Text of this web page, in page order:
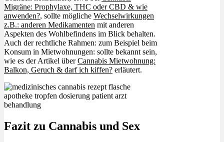
Migräne: Prophylaxe, THC oder CBD & wie
anwenden?, sollte mögliche Wechselwirkungen
z.B.: anderen Medikamenten mit anderen
Aspekten des Wohlbefindens im Blick behalten.
Auch der rechtliche Rahmen: zum Beispiel beim
Konsum in Mietwohnungen: sollte bekannt sein,
wie es der Artikel überCannabis Mietwohnung:
Balkon, Geruch & darf ich kiffen? erläutert.
Fazit zu Cannabis und Sex